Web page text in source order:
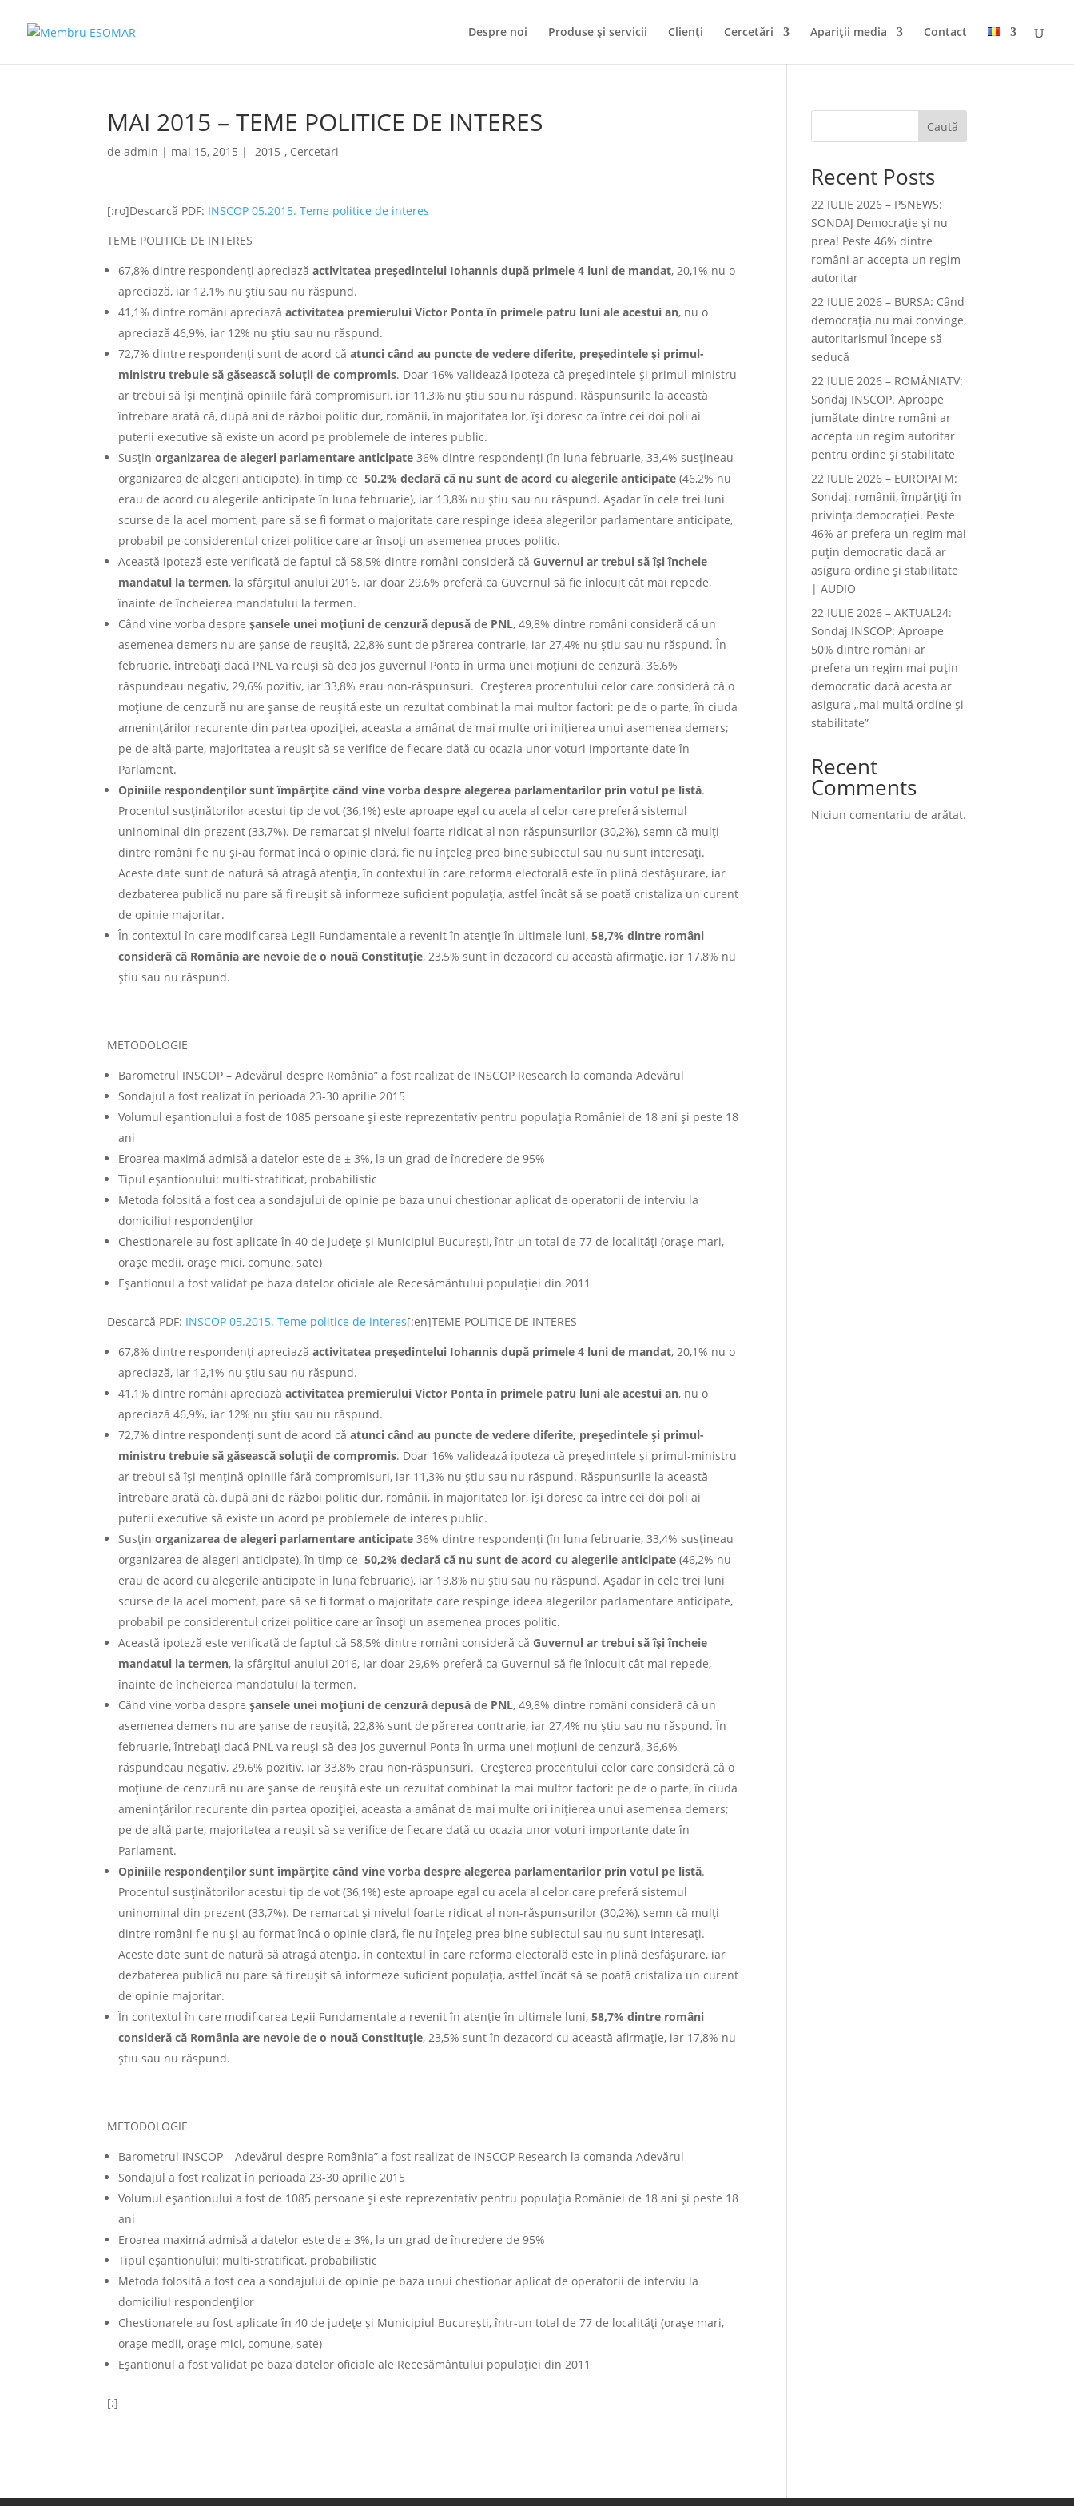
Despre noi Produse și servicii Clienți Cercetări Apariții media Contact
MAI 2015 – TEME POLITICE DE INTERES
deadmin | mai 15, 2015 |-2015-, Cercetari
[:ro]Descarcă PDF: INSCOP 05.2015. Teme politice de interes
TEME POLITICE DE INTERES
67,8% dintre respondenți apreciazăactivitatea președintelui Iohannis după primele 4 luni de mandat, 20,1% nu o
apreciază, iar 12,1% nu știu sau nu răspund.
41,1% dintre români apreciazăactivitatea premierului Victor Ponta în primele patru luni ale acestui an, nu o
apreciază 46,9%, iar 12% nu știu sau nu răspund.
72,7% dintre respondenți sunt de acord căatunci când au puncte de vedere diferite, președintele și primul-
ministru trebuie să găsească soluții de compromis. Doar 16% validează ipoteza că președintele și primul-ministru
ar trebui să își mențină opiniile fără compromisuri, iar 11,3% nu știu sau nu răspund. Răspunsurile la această
întrebare arată că, după ani de război politic dur, românii, în majoritatea lor, își doresc ca între cei doi poli ai
puterii executive să existe un acord pe problemele de interes public.
Susținorganizarea de alegeri parlamentare anticipate 36% dintre respondenți (în luna februarie, 33,4% susțineau
organizarea de alegeri anticipate), în timp ce50,2% declară că nu sunt de acord cu alegerile anticipate(46,2% nu
erau de acord cu alegerile anticipate în luna februarie), iar 13,8% nu știu sau nu răspund. Așadar în cele trei luni
scurse de la acel moment, pare să se fi format o majoritate care respinge ideea alegerilor parlamentare anticipate,
probabil pe considerentul crizei politice care ar însoți un asemenea proces politic.
Această ipoteză este verificată de faptul că 58,5% dintre români consideră căGuvernul ar trebui să își încheie
mandatul la termen, la sfârșitul anului 2016, iar doar 29,6% preferă ca Guvernul să fie înlocuit cât mai repede,
înainte de încheierea mandatului la termen.
Când vine vorba despreșansele unei moțiuni de cenzură depusă de PNL, 49,8% dintre români consideră că un
asemenea demers nu are șanse de reușită, 22,8% sunt de părerea contrarie, iar 27,4% nu știu sau nu răspund. În
februarie, întrebați dacă PNL va reuși să dea jos guvernul Ponta în urma unei moțiuni de cenzură, 36,6%
răspundeau negativ, 29,6% pozitiv, iar 33,8% erau non-răspunsuri. Creșterea procentului celor care consideră că o
moțiune de cenzură nu are șanse de reușită este un rezultat combinat la mai multor factori: pe de o parte, în ciuda
amenințărilor recurente din partea opoziției, aceasta a amânat de mai multe ori inițierea unui asemenea demers;
pe de altă parte, majoritatea a reușit să se verifice de fiecare dată cu ocazia unor voturi importante date în
Parlament.
Opiniile respondenților sunt împărțite când vine vorba despre alegerea parlamentarilor prin votul pe listă.
Procentul susținătorilor acestui tip de vot (36,1%) este aproape egal cu acela al celor care preferă sistemul
uninominal din prezent (33,7%). De remarcat și nivelul foarte ridicat al non-răspunsurilor (30,2%), semn că mulți
dintre români fie nu și-au format încă o opinie clară, fie nu înțeleg prea bine subiectul sau nu sunt interesați.
Aceste date sunt de natură să atragă atenția, în contextul în care reforma electorală este în plină desfășurare, iar
dezbaterea publică nu pare să fi reușit să informeze suficient populația, astfel încât să se poată cristaliza un curent
de opinie majoritar.
În contextul în care modificarea Legii Fundamentale a revenit în atenție în ultimele luni,58,7% dintre români
consideră că România are nevoie de o nouă Constituție, 23,5% sunt în dezacord cu această afirmație, iar 17,8% nu
știu sau nu răspund.
METODOLOGIE
Barometrul INSCOP – Adevărul despre România” a fost realizat de INSCOP Research la comanda Adevărul
Sondajul a fost realizat în perioada 23-30 aprilie 2015
Volumul eșantionului a fost de 1085 persoane și este reprezentativ pentru populația României de 18 ani și peste 18
ani
Eroarea maximă admisă a datelor este de ± 3%, la un grad de încredere de 95%
Tipul eșantionului: multi-stratificat, probabilistic
Metoda folosită a fost cea a sondajului de opinie pe baza unui chestionar aplicat de operatorii de interviu la
domiciliul respondenţilor
Chestionarele au fost aplicate în 40 de județe și Municipiul București, într-un total de 77 de localități (orașe mari,
orașe medii, orașe mici, comune, sate)
Eșantionul a fost validat pe baza datelor oficiale ale Recesământului populației din 2011
Descarcă PDF: INSCOP 05.2015. Teme politice de interes[:en]TEME POLITICE DE INTERES
67,8% dintre respondenți apreciazăactivitatea președintelui Iohannis după primele 4 luni de mandat, 20,1% nu o
apreciază, iar 12,1% nu știu sau nu răspund.
41,1% dintre români apreciazăactivitatea premierului Victor Ponta în primele patru luni ale acestui an, nu o
apreciază 46,9%, iar 12% nu știu sau nu răspund.
72,7% dintre respondenți sunt de acord căatunci când au puncte de vedere diferite, președintele și primul-
ministru trebuie să găsească soluții de compromis. Doar 16% validează ipoteza că președintele și primul-ministru
ar trebui să își mențină opiniile fără compromisuri, iar 11,3% nu știu sau nu răspund. Răspunsurile la această
întrebare arată că, după ani de război politic dur, românii, în majoritatea lor, își doresc ca între cei doi poli ai
puterii executive să existe un acord pe problemele de interes public.
Susținorganizarea de alegeri parlamentare anticipate 36% dintre respondenți (în luna februarie, 33,4% susțineau
organizarea de alegeri anticipate), în timp ce50,2% declară că nu sunt de acord cu alegerile anticipate(46,2% nu
erau de acord cu alegerile anticipate în luna februarie), iar 13,8% nu știu sau nu răspund. Așadar în cele trei luni
scurse de la acel moment, pare să se fi format o majoritate care respinge ideea alegerilor parlamentare anticipate,
probabil pe considerentul crizei politice care ar însoți un asemenea proces politic.
Această ipoteză este verificată de faptul că 58,5% dintre români consideră căGuvernul ar trebui să își încheie
mandatul la termen, la sfârșitul anului 2016, iar doar 29,6% preferă ca Guvernul să fie înlocuit cât mai repede,
înainte de încheierea mandatului la termen.
Când vine vorba despreșansele unei moțiuni de cenzură depusă de PNL, 49,8% dintre români consideră că un
asemenea demers nu are șanse de reușită, 22,8% sunt de părerea contrarie, iar 27,4% nu știu sau nu răspund. În
februarie, întrebați dacă PNL va reuși să dea jos guvernul Ponta în urma unei moțiuni de cenzură, 36,6%
răspundeau negativ, 29,6% pozitiv, iar 33,8% erau non-răspunsuri. Creșterea procentului celor care consideră că o
moțiune de cenzură nu are șanse de reușită este un rezultat combinat la mai multor factori: pe de o parte, în ciuda
amenințărilor recurente din partea opoziției, aceasta a amânat de mai multe ori inițierea unui asemenea demers;
pe de altă parte, majoritatea a reușit să se verifice de fiecare dată cu ocazia unor voturi importante date în
Parlament.
Opiniile respondenților sunt împărțite când vine vorba despre alegerea parlamentarilor prin votul pe listă.
Procentul susținătorilor acestui tip de vot (36,1%) este aproape egal cu acela al celor care preferă sistemul
uninominal din prezent (33,7%). De remarcat și nivelul foarte ridicat al non-răspunsurilor (30,2%), semn că mulți
dintre români fie nu și-au format încă o opinie clară, fie nu înțeleg prea bine subiectul sau nu sunt interesați.
Aceste date sunt de natură să atragă atenția, în contextul în care reforma electorală este în plină desfășurare, iar
dezbaterea publică nu pare să fi reușit să informeze suficient populația, astfel încât să se poată cristaliza un curent
de opinie majoritar.
În contextul în care modificarea Legii Fundamentale a revenit în atenție în ultimele luni,58,7% dintre români
consideră că România are nevoie de o nouă Constituție, 23,5% sunt în dezacord cu această afirmație, iar 17,8% nu
știu sau nu răspund.
METODOLOGIE
Barometrul INSCOP – Adevărul despre România” a fost realizat de INSCOP Research la comanda Adevărul
Sondajul a fost realizat în perioada 23-30 aprilie 2015
Volumul eșantionului a fost de 1085 persoane și este reprezentativ pentru populația României de 18 ani și peste 18
ani
Eroarea maximă admisă a datelor este de ± 3%, la un grad de încredere de 95%
Tipul eșantionului: multi-stratificat, probabilistic
Metoda folosită a fost cea a sondajului de opinie pe baza unui chestionar aplicat de operatorii de interviu la
domiciliul respondenţilor
Chestionarele au fost aplicate în 40 de județe și Municipiul București, într-un total de 77 de localități (orașe mari,
orașe medii, orașe mici, comune, sate)
Eșantionul a fost validat pe baza datelor oficiale ale Recesământului populației din 2011
[:]
Caută
Recent Posts
22 IULIE 2026 – PSNEWS:
SONDAJ Democrație și nu
prea! Peste 46% dintre
români ar accepta un regim
autoritar
22 IULIE 2026 – BURSA: Când
democraţia nu mai convinge,
autoritarismul începe să
seducă
22 IULIE 2026 – ROMÂNIATV:
Sondaj INSCOP. Aproape
jumătate dintre români ar
accepta un regim autoritar
pentru ordine și stabilitate
22 IULIE 2026 – EUROPAFM:
Sondaj: românii, împărțiți în
privința democrației. Peste
46% ar prefera un regim mai
puțin democratic dacă ar
asigura ordine și stabilitate
| AUDIO
22 IULIE 2026 – AKTUAL24:
Sondaj INSCOP: Aproape
50% dintre români ar
prefera un regim mai puțin
democratic dacă acesta ar
asigura „mai multă ordine și
stabilitate”
Recent
Comments
Niciun comentariu de arătat.